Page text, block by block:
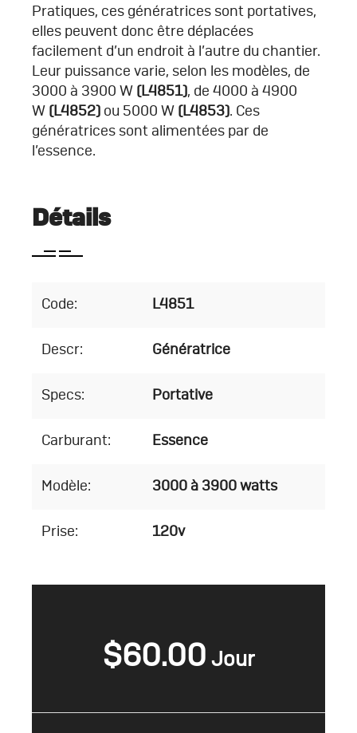
Pratiques, ces génératrices sont portatives,
elles peuvent donc être déplacées
facilement d’un endroit à l’autre du chantier.
Leur puissance varie, selon les modèles, de
3000 à 3900 W (L4851), de 4000 à 4900
W (L4852) ou 5000 W (L4853). Ces
génératrices sont alimentées par de
l’essence.
Détails
Code: L4851
Descr: Génératrice
Specs: Portative
Carburant: Essence
Modèle: 3000 à 3900 watts
Prise: 120v
$60.00